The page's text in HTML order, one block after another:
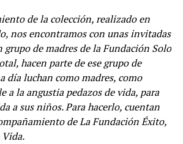
de la colección, realizado en
nos encontramos con unas invitadas
grupo de madres de la Fundación Solo
hacen parte de ese grupo de
día luchan como madres, como
a la angustia pedazos de vida, para
a sus niños. Para hacerlo, cuentan
de La Fundación Éxito,